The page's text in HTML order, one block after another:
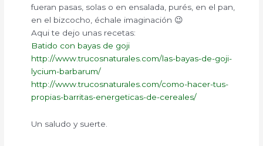
fueran pasas, solas o en ensalada, purés, en el pan,
en el bizcocho, échale imaginación 😉
Aqui te dejo unas recetas:
Batido con bayas de goji
http://www.trucosnaturales.com/las-bayas-de-goji-
lycium-barbarum/
http://www.trucosnaturales.com/como-hacer-tus-
propias-barritas-energeticas-de-cereales/
Un saludo y suerte.